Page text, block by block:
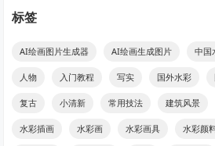
标签
AI绘画图片生成器 AI绘画生成图片 中国
人物 入门教程 写实 国外水彩
复古 小清新 常用技法 建筑风景
水彩插画 水彩画 水彩画具 水彩颜